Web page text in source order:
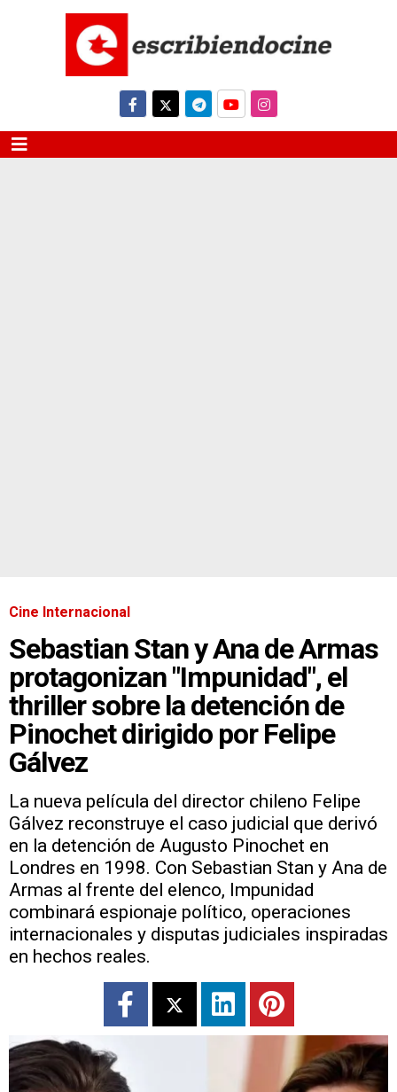
Cine Internacional
Sebastian Stan y Ana de Armas
protagonizan "Impunidad", el
thriller sobre la detención de
Pinochet dirigido por Felipe
Gálvez
La nueva película del director chileno Felipe
Gálvez reconstruye el caso judicial que derivó
en la detención de Augusto Pinochet en
Londres en 1998. Con Sebastian Stan y Ana de
Armas al frente del elenco, Impunidad
combinará espionaje político, operaciones
internacionales y disputas judiciales inspiradas
en hechos reales.